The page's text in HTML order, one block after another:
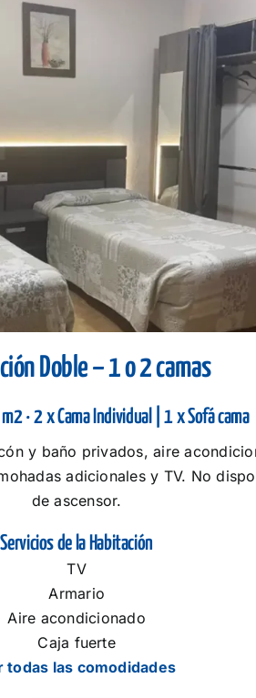
Doble – 1 o 2 camas
· 2 x Cama Individual | 1 x Sofá cama
y baño privados, aire
adicionales y TV. No
de ascensor.
Servicios de la Habitación
TV
Armario
Aire acondicionado
Caja fuerte
todas las comodidades